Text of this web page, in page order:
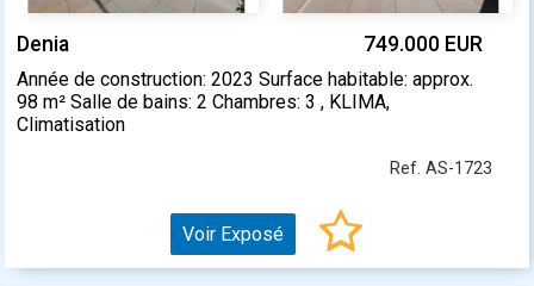
Denia 749.000 EUR
Année de construction: 2023 Surface habitable: approx.
98 m² Salle de bains: 2 Chambres: 3 , KLIMA,
Climatisation
Ref. AS-1723
Voir Exposé